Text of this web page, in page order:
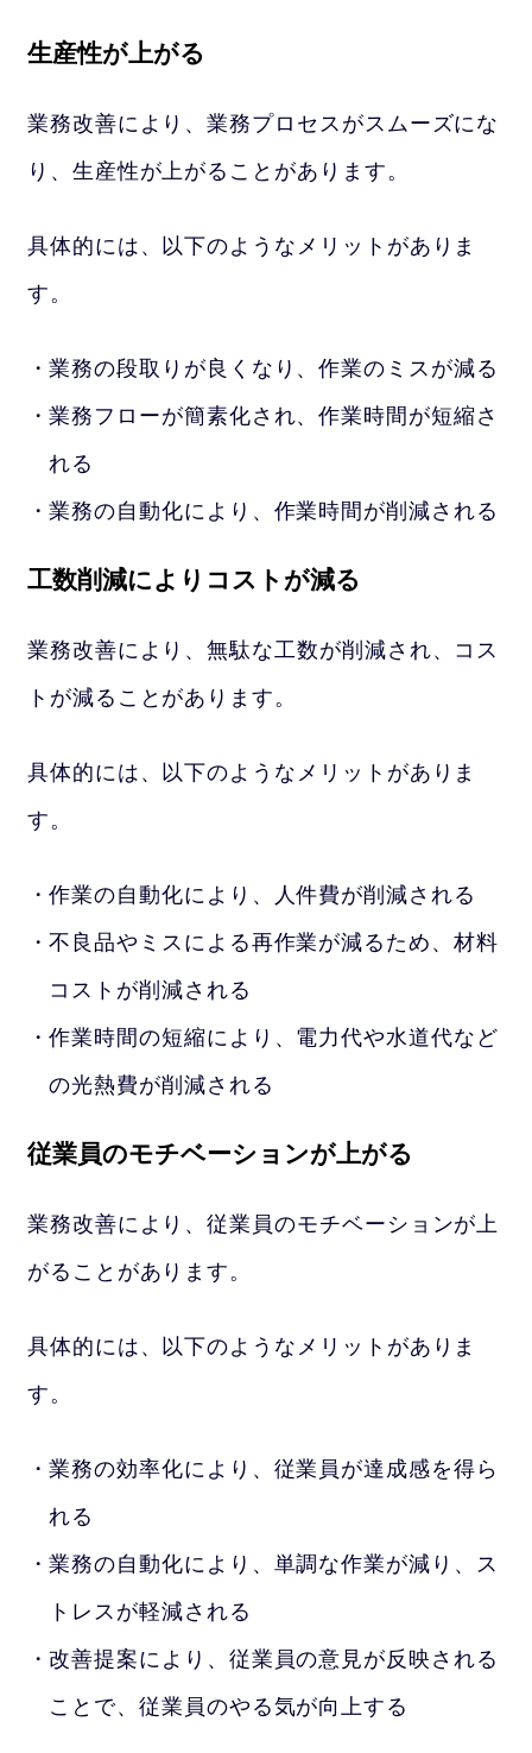
生産性が上がる
業務改善により、業務プロセスがスムーズにな
り、生産性が上がることがあります。
具体的には、以下のようなメリットがありま
す。
業務の段取りが良くなり、作業のミスが減る
業務フローが簡素化され、作業時間が短縮さ
れる
業務の自動化により、作業時間が削減される
工数削減によりコストが減る
業務改善により、無駄な工数が削減され、コス
トが減ることがあります。
具体的には、以下のようなメリットがありま
す。
作業の自動化により、人件費が削減される
不良品やミスによる再作業が減るため、材料
コストが削減される
作業時間の短縮により、電力代や水道代など
の光熱費が削減される
従業員のモチベーションが上がる
業務改善により、従業員のモチベーションが上
がることがあります。
具体的には、以下のようなメリットがありま
す。
業務の効率化により、従業員が達成感を得ら
れる
業務の自動化により、単調な作業が減り、ス
トレスが軽減される
改善提案により、従業員の意見が反映される
ことで、従業員のやる気が向上する